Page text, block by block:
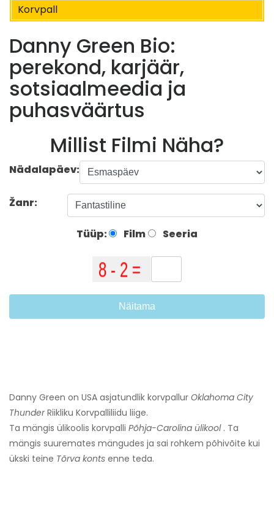
Korvpall
Danny Green Bio:
perekond, karjäär,
sotsiaalmeedia ja
puhasväärtus
Millist Filmi Näha?
Nädalapäev:
Žanr:
Tüüp: Film Seeria
Näitama
Danny Green on USA asjatundlik korvpallur Oklahoma City
ThunderRiikliku Korvpalliliidu liige.
Ta mängis ülikoolis korvpalli Põhja-Carolina ülikool. Ta
mängis suuremates mängudes ja sai rohkem põhivõite kui
ükski teine Tõrva konts enne teda.